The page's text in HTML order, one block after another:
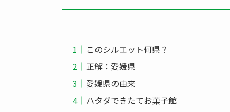
このシルエット何県？
正解：愛媛県
愛媛県の由来
ハタダできたてお菓子館